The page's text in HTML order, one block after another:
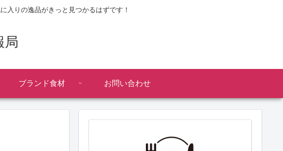
入りの逸品がきっと見つかるはずです！
局
ブランド食材 お問い合わせ